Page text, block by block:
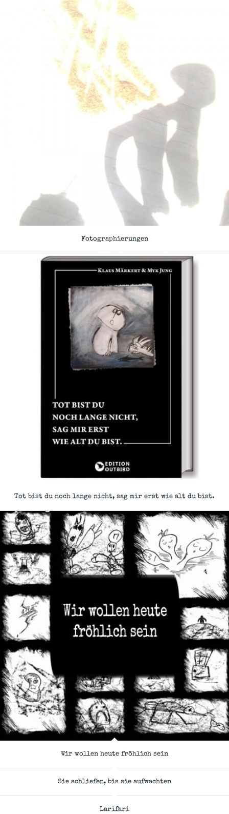
Fotographierungen
Tot bist du noch lange nicht, sag mir erst wie alt du bist.
Wir wollen heute fröhlich sein
Sie schliefen, bis sie aufwachten
Larifari